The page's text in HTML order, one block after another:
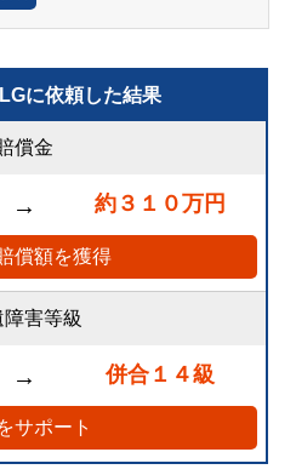
に依頼した結果
償金
→ 約３１０万円
償額を獲得
障害等級
→ 併合１４級
サポート